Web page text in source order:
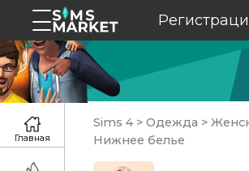
Sims 4 > Одежда >
Нижнее белье
Главная